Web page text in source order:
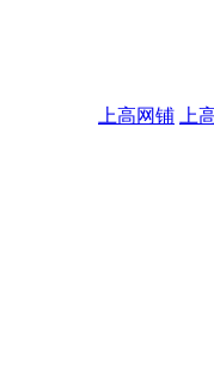
上高网铺
上